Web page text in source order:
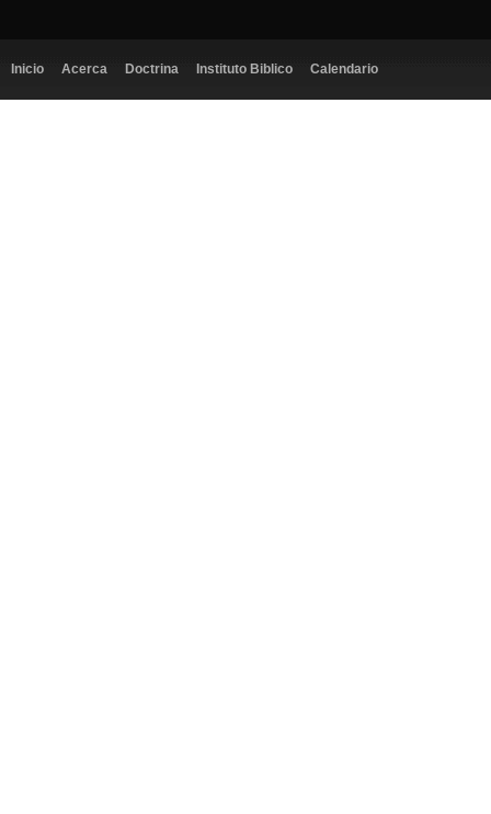
Inicio Acerca Doctrina Instituto Biblico Calendario